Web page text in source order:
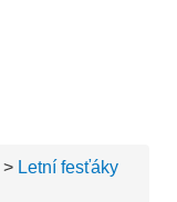
> Letní fesťáky